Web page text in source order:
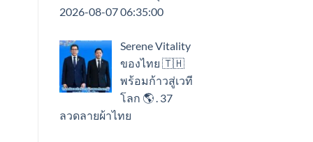
2026-08-07 06:35:00
Serene Vitality
ของไทย 🇹🇭
พร้อมก้าวสู่เวที
โลก 🌎 . 37
ลวดลายผ้าไทย